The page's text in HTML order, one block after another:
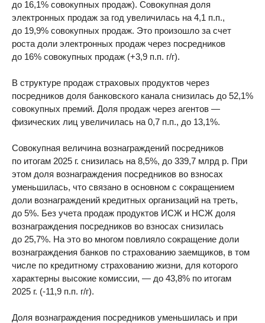
до 16,1% совокупных продаж). Совокупная доля
электронных продаж за год увеличилась на 4,1 п.п.,
до 19,9% совокупных продаж. Это произошло за счет
роста доли электронных продаж через посредников
до 16% совокупных продаж (+3,9 п.п. г/г).
В структуре продаж страховых продуктов через
посредников доля банковского канала снизилась до 52,1%
совокупных премий. Доля продаж через агентов —
физических лиц увеличилась на 0,7 п.п., до 13,1%.
Совокупная величина вознаграждений посредников
по итогам 2025 г. снизилась на 8,5%, до 339,7 млрд р. При
этом доля вознаграждения посредников во взносах
уменьшилась, что связано в основном с сокращением
доли вознаграждений кредитных организаций на треть,
до 5%. Без учета продаж продуктов ИСЖ и НСЖ доля
вознаграждения посредников во взносах снизилась
до 25,7%. На это во многом повлияло сокращение доли
вознаграждения банков по страхованию заемщиков, в том
числе по кредитному страхованию жизни, для которого
характерны высокие комиссии, — до 43,8% по итогам
2025 г. (-11,9 п.п. г/г).
Доля вознаграждения посредников уменьшилась и при